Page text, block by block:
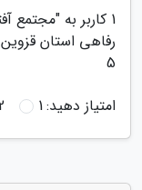
1 کاربر به "مجتمع
رفاهی استان
5
امتیاز دهید:1